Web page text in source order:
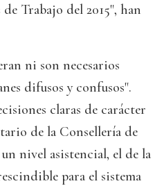
Trabajo del 2015", han
ni son necesarios
difusos y confusos".
claras de carácter
de la Consellería de
nivel asistencial, el de la
para el sistema